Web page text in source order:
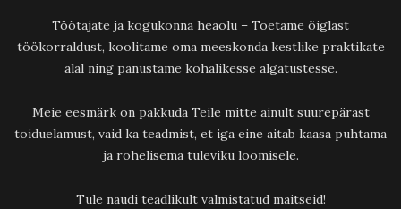
Töötajate ja kogukonna heaolu – Toetame õiglast
töökorraldust, koolitame oma meeskonda kestlike praktikate
alal ning panustame kohalikesse algatustesse.
Meie eesmärk on pakkuda Teile mitte ainult suurepärast
toiduelamust, vaid ka teadmist, et iga eine aitab kaasa puhtama
ja rohelisema tuleviku loomisele.
Tule naudi teadlikult valmistatud maitseid!